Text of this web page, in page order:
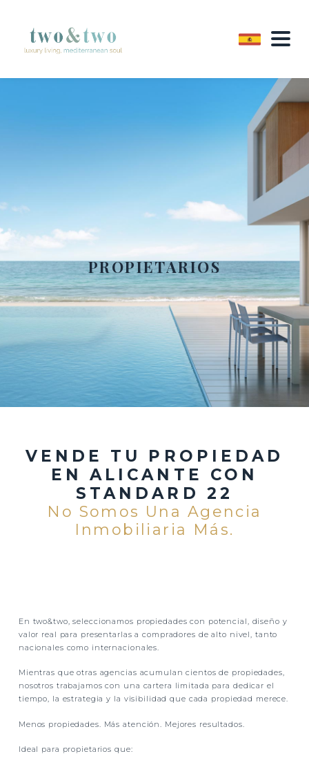
PROPIETARIOS
VENDE TU PROPIEDAD
EN ALICANTE CON
STANDARD 22
No Somos Una Agencia
Inmobiliaria Más.
En two&two, seleccionamos propiedades con potencial, diseño y
valor real para presentarlas a compradores de alto nivel, tanto
nacionales como internacionales.
Mientras que otras agencias acumulan cientos de propiedades,
nosotros trabajamos con una cartera limitada para dedicar el
tiempo, la estrategia y la visibilidad que cada propiedad merece.
Menos propiedades. Más atención. Mejores resultados.
Ideal para propietarios que: